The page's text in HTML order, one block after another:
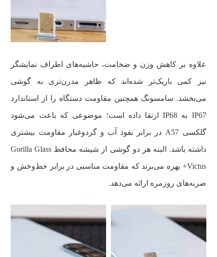
علاوه بر کاهش وزن و ضخامت، حاشیه‌های اطراف نمایشگر
نیز کمی باریک‌تر شده‌اند که ظاهر مدرن‌تری به گوشی
می‌بخشد. سامسونگ همچنین مقاومت دستگاه را از استاندارد
IP67 به IP68 ارتقا داده است؛ موضوعی که باعث می‌شود
گلکسی A57 در برابر نفوذ آب و گردوغبار مقاومت بیشتری
داشته باشد. البته هر دو گوشی از شیشه محافظ Gorilla Glass
Victus+ بهره می‌برند که مقاومت مناسبی در برابر خط‌وخش و
ضربه‌های روزمره ارائه می‌دهد.